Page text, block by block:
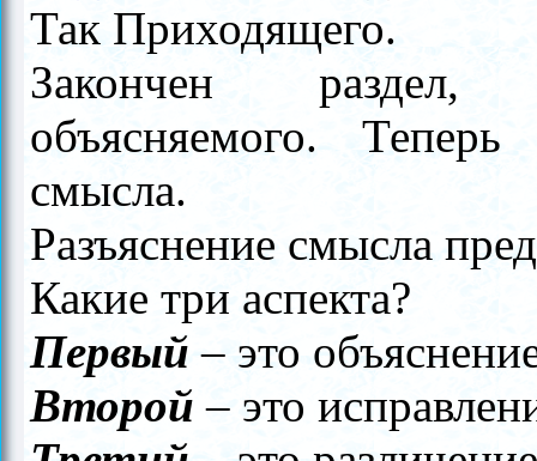
Так Приходящего.
Закончен раздел,
объясняемого. Теперь
смысла.
Разъяснение смысла
Какие три аспекта?
Первый – это
Второй – это